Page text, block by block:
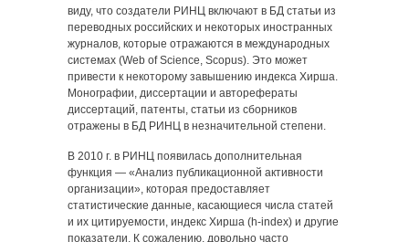
виду, что создатели РИНЦ включают в БД статьи из
переводных российских и некоторых иностранных
журналов, которые отражаются в международных
системах (Web of Science, Scopus). Это может
привести к некоторому завышению индекса Хирша.
Монографии, диссертации и авторефераты
диссертаций, патенты, статьи из сборников
отражены в БД РИНЦ в незначительной степени.
В 2010 г. в РИНЦ появилась дополнительная
функция — «Анализ публикационной активности
организации», которая предоставляет
статистические данные, касающиеся числа статей
и их цитируемости, индекс Хирша (h-index) и другие
показатели. К сожалению, довольно часто